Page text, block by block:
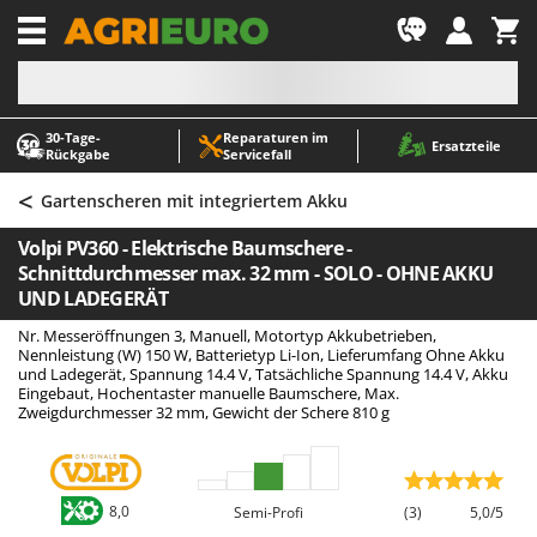
30‑Tage-
Rückgabe
Reparaturen im
Servicefall
Ersatzteile
-1
A
Abbeermaschinen - Traubenmühlen
Abfüllgeräte
Akku Gartenscheren
Akku Gras- und Strauchscheren
Akku-Stichsägen
Allzwecktransporter - Motorschubkarren
Alu-Teleskopleitern
Anbaubagger Heckbagger für Traktoren
Arbeitsschutzkleidung
Aschesauger
Astkettensägen - Hochentaster
A
ABAC
AgriEuro Premium
AgriEuro TOP-LINE
AGT
Aima
Airmec
AL-KO
ALA 2000
Alce
Alpina
Ama
< Gartenscheren mit integriertem Akku
Volpi PV360 - Elektrische Baumschere -
Schnittdurchmesser max. 32 mm - SOLO - OHNE AKKU
UND LADEGERÄT
Nr. Messeröffnungen 3, Manuell, Motortyp Akkubetrieben,
Nennleistung (W) 150 W, Batterietyp Li-Ion, Lieferumfang Ohne Akku
und Ladegerät, Spannung 14.4 V, Tatsächliche Spannung 14.4 V, Akku
Eingebaut, Hochentaster manuelle Baumschere, Max.
Zweigdurchmesser 32 mm, Gewicht der Schere 810 g
8,0 Semi-Profi (3) 5,0/5